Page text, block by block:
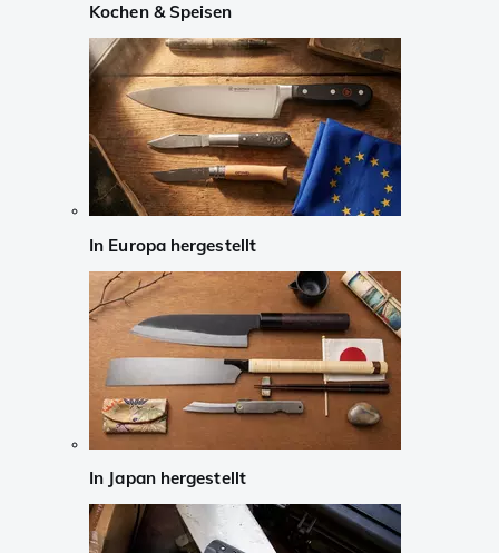
Kochen & Speisen
In Europa hergestellt
In Japan hergestellt